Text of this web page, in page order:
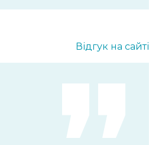
Відгук на сайті